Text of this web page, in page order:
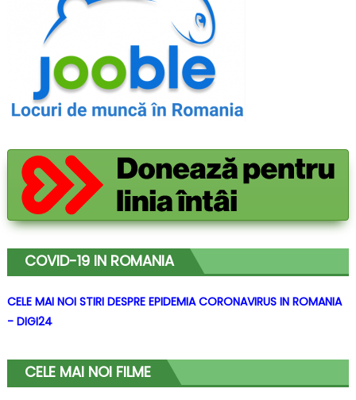
COVID-19 IN ROMANIA
CELE MAI NOI STIRI DESPRE EPIDEMIA CORONAVIRUS IN ROMANIA
- DIGI24
CELE MAI NOI FILME